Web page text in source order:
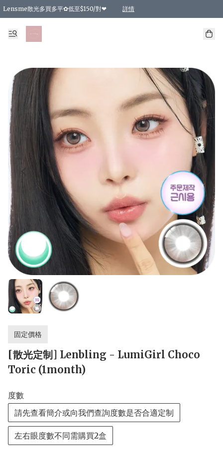
Lensme散光多買多平✿低至$150/對❤ 詳情
台灣Karacon⁩✧日拋 特價清貨❁⃘
日本韓國多款日/月拋現貨☼ 特價❤︎數量有限 售完即止
🇰🇷韓國多款月拋現貨 特價兩對$99✿數量有限 售完即止♫
精選商品，任選買2件或以上9 折；買4件或以上85 折；買6件或以上8 折
精選商品，任選買2件HKD 140.00；買4件HKD 260.00
精選商品，任選買2件HKD 190.00；買4件HKD 360.00
精選商品，任選買2件HKD 110.00；買4件HKD 180.00
精選商品，任選買2件HKD 170.00；買4件HKD 320.00
精選商品，任選買2件或以上減HKD 148.00
精選商品，任選買2件或以上減HKD 148.00
精選商品，任選買2件或以上95 折；買4件或以上9 折；買6件或以上85 折；買8件
精選商品，任選買12件或以上87 折
精選商品，任選買2件或以上減HKD 16.00；買4件或以上減HKD 32.00；買6
精選商品，任選買2件或以上95 折；買4件或以上9 折；買8件或以上85 折；買12
購物滿 HKD 800.00即享免運費優惠！（適用於 特定的送貨方式 )
固定價格
[散光定制] Lenbling - LumiGirl Choco
Toric (1month)
度數
請先查看簡介或向我們查詢度數是否合適定制
左右眼度數不同需購買2盒